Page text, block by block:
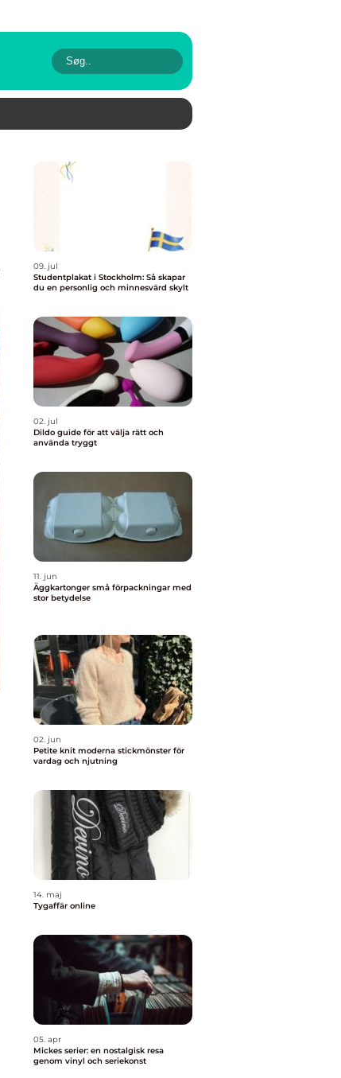
09. jul
Studentplakat i Stockholm: Så skapar
du en personlig och minnesvärd skylt
02. jul
Dildo guide för att välja rätt och
använda tryggt
11. jun
Äggkartonger små förpackningar med
stor betydelse
02. jun
Petite knit moderna stickmönster för
vardag och njutning
14. maj
Tygaffär online
05. apr
Mickes serier: en nostalgisk resa
genom vinyl och seriekonst